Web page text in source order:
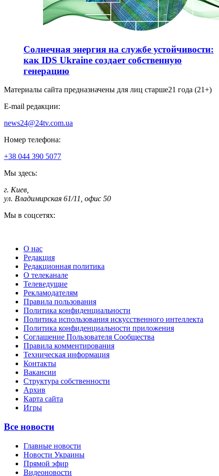
Солнечная энергия на службе устойчивости:
как IDS Ukraine создает собственную
генерацию
Материалы сайта предназначены для лиц старше21 года (21+)
E-mail редакции:
news24@24tv.com.ua
Номер телефона:
+38 044 390 5077
Мы здесь:
г. Киев
ул. Владимирская 61/11, офис 50
Мы в соцсетях:
О нас
Редакция
Редакционная политика
О телеканале
Телеведущие
Рекламодателям
Правила пользования
Политика конфиденциальности
Политика использования искусственного интеллекта
Политика конфиденциальности приложения
Соглашение Пользователя Сообщества
Правила комментирования
Техническая информация
Контакты
Вакансии
Структура собственности
Архив
Карта сайта
Игры
Все новости
Главные новости
Новости Украины
Прямой эфир
Видеоновости